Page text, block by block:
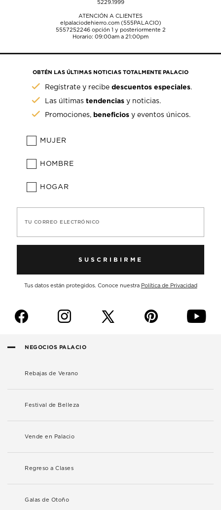
5229.1999
ATENCIÓN A CLIENTES
elpalaciodehierro.com (555PALACIO)
5557252246opción 1 y posteriormente 2
Horario: 09:00am a 21:00pm
OBTÉN LAS ÚLTIMAS NOTICIAS TOTALMENTE PALACIO
Regístrate y recibedescuentos especiales.
Las últimastendencias y noticias.
Promociones, beneficios y eventos únicos.
MUJER
HOMBRE
HOGAR
TU CORREO ELECTRÓNICO
SUSCRIBIRME
Tus datos están protegidos. Conoce nuestra Política de Privacidad
f i p y
NEGOCIOS PALACIO
Rebajas de Verano
Festival de Belleza
Vende en Palacio
Regreso a Clases
Galas de Otoño